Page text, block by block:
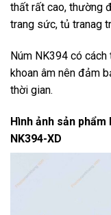
thất rất cao, thường
trang sức, tủ tranag
Núm NK394 có
khoan âm nên đảm
thời gian.
Hình ảnh sản phẩm
NK394-XD